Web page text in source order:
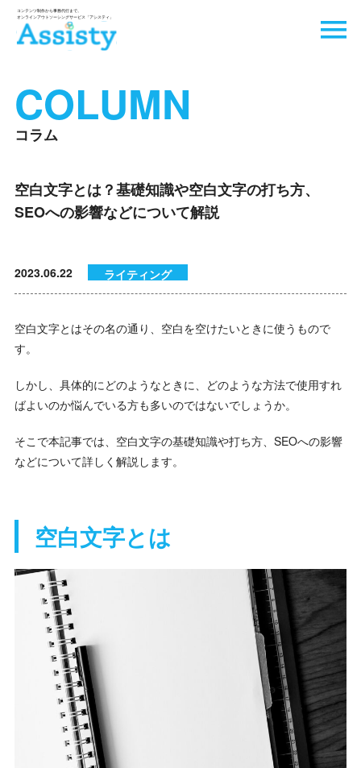
COLUMN
コラム
空白文字とは？基礎知識や空白文字の打ち方、
SEOへの影響などについて解説
2023.06.22 ライティング
空白文字とはその名の通り、空白を空けたいときに使うもので
す。
しかし、具体的にどのようなときに、どのような方法で使用すれ
ばよいのか悩んでいる方も多いのではないでしょうか。
そこで本記事では、空白文字の基礎知識や打ち方、SEOへの影響
などについて詳しく解説します。
空白文字とは